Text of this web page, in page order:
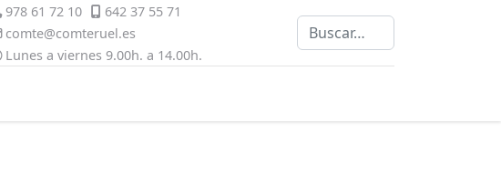
978 61 72 10
642 37 55 71
comte@comteruel.es
Lunes a viernes 9.00h. a 14.00h.
Buscar